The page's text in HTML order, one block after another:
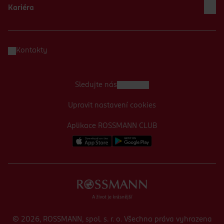
Kariéra
Kontakty
Aplikace ROSSMANN CLUB
Sledujte nás
Upravit nastavení cookies
© 2026, ROSSMANN, spol. s. r. o. Všechna práva vyhrazena